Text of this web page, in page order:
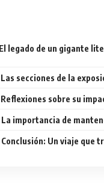
El legado de un gigante
Las secciones de la
Reflexiones sobre su
La importancia de
Conclusión: Un viaje que